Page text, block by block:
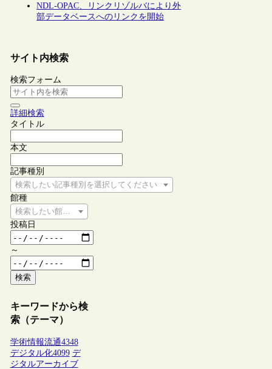
NDL-OPAC、リンクリゾルバにより外
部データベースへのリンクを開始
サイト内検索
検索フォーム
詳細検索
タイトル
本文
記事種別
検索したい記事種別を選択してください
館種
検索したい館種を選択してください
投稿日
～
検索
キーワードから検
索（テーマ）
学術情報流通4348
デジタル化4099 デ
ジタルアーカイブ